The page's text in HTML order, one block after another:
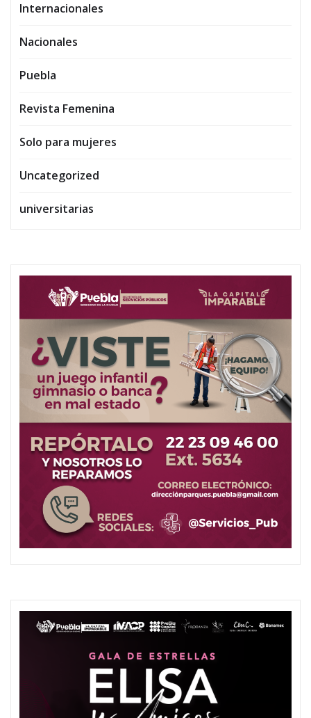
Internacionales
Nacionales
Puebla
Revista Femenina
Solo para mujeres
Uncategorized
universitarias